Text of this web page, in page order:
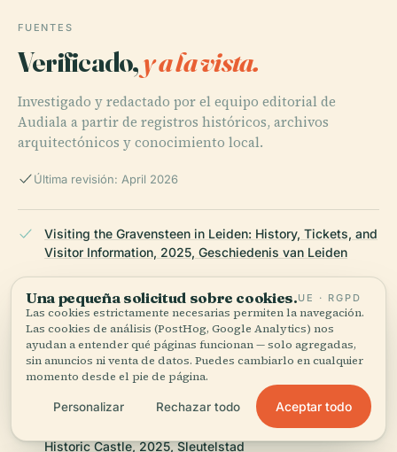
FUENTES
Verificado,y a la vista.
Investigado y redactado por el equipo editorial de
Audiala a partir de registros históricos, archivos
arquitectónicos y conocimiento local.
Última revisión: April 2026
Visiting the Gravensteen in Leiden: History, Tickets, and
Visitor Information, 2025, Geschiedenis van Leiden
Exploring Gravensteen in Leiden: Architectural Marvel,
Visiting Hours, Tickets & Travel Tips for Historical Sites
Enthusiasts, 2025, Visit Leiden
Gravensteen Visiting Hours, Tickets & Guide to Leiden’s
Historic Castle, 2025, Sleutelstad
Una pequeña solicitud sobre cookies.UE · RGPD
Las cookies estrictamente necesarias permiten la navegación.
Las cookies de análisis (PostHog, Google Analytics) nos
ayudan a entender qué páginas funcionan — solo agregadas,
sin anuncios ni venta de datos. Puedes cambiarlo en cualquier
momento desde el pie de página.
Personalizar Rechazar todo Aceptar todo